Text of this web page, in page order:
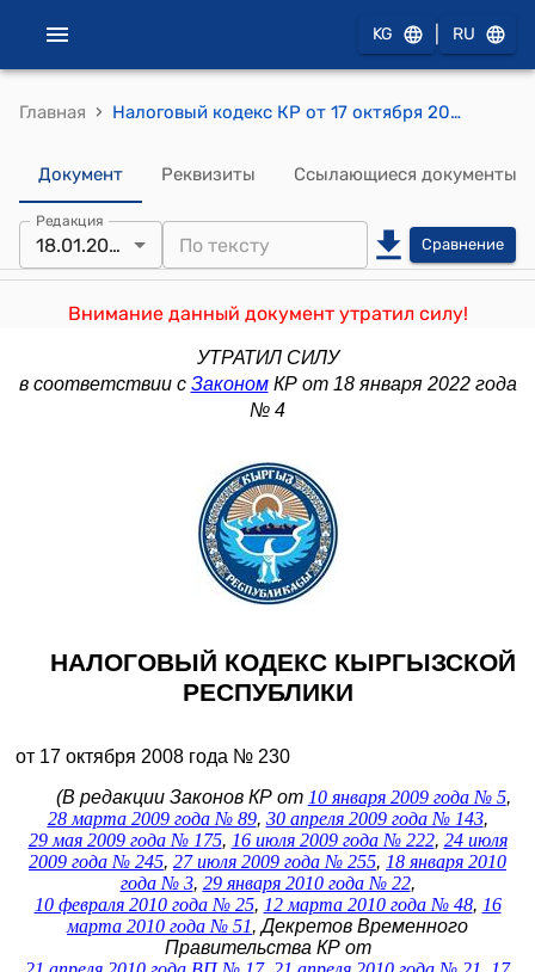
KG RU
Главная › Налоговый кодекс КР от 17 октября 2008 года № 230
Документ Реквизиты Ссылающиеся документы
Редакция
18.01.2022 Сравнение
Внимание данный документ утратил силу!